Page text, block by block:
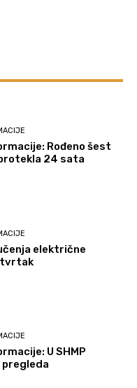
Rođeno šest
24 sata
električne
U SHMP
pregleda